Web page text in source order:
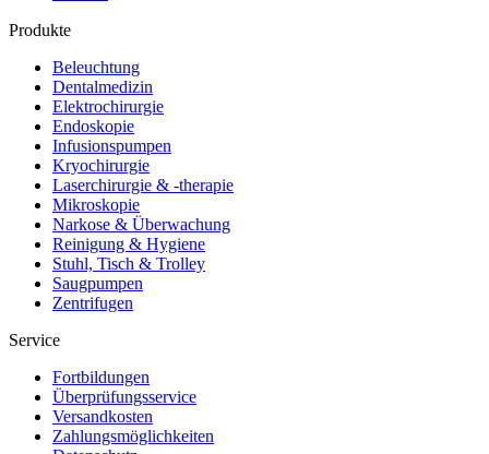
Produkte
Beleuchtung
Dentalmedizin
Elektrochirurgie
Endoskopie
Infusionspumpen
Kryochirurgie
Laserchirurgie & -therapie
Mikroskopie
Narkose & Überwachung
Reinigung & Hygiene
Stuhl, Tisch & Trolley
Saugpumpen
Zentrifugen
Service
Fortbildungen
Überprüfungsservice
Versandkosten
Zahlungsmöglichkeiten